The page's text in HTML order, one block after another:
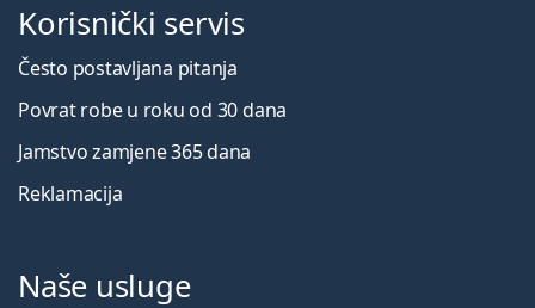
Korisnički servis
Često postavljana pitanja
Povrat robe u roku od 30 dana
Jamstvo zamjene 365 dana
Reklamacija
Naše usluge